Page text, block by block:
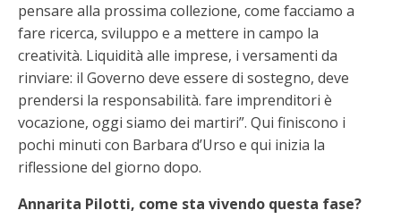
pensare alla prossima collezione, come facciamo a
fare ricerca, sviluppo e a mettere in campo la
creatività. Liquidità alle imprese, i versamenti da
rinviare: il Governo deve essere di sostegno, deve
prendersi la responsabilità. fare imprenditori è
vocazione, oggi siamo dei martiri”. Qui finiscono i
pochi minuti con Barbara d’Urso e qui inizia la
riflessione del giorno dopo.
Annarita Pilotti, come sta vivendo questa fase?